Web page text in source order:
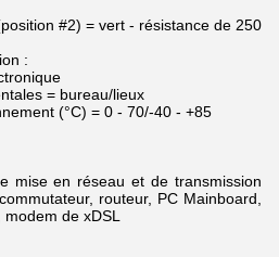
#2) = vert - résistance de 250
:
= bureau/lieux
(°C) = 0 - 70/-40 - +85
mise en réseau et de transmission
routeur, PC Mainboard,
de xDSL